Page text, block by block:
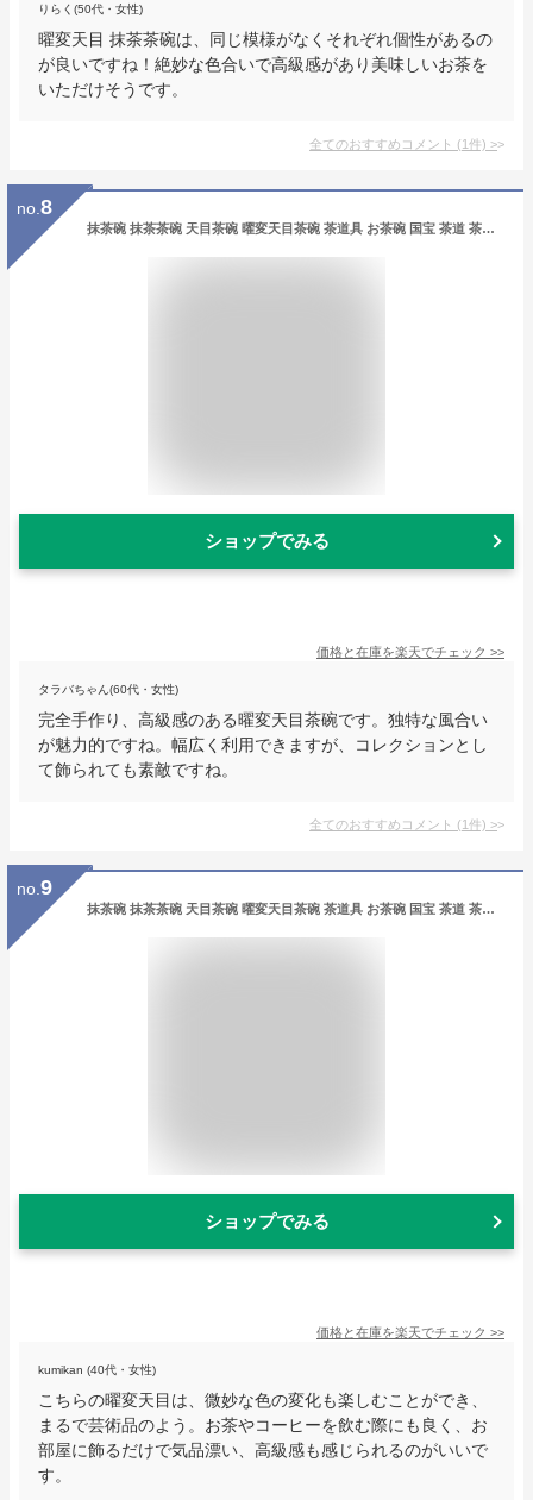
りらく(50代・女性)
曜変天目 抹茶茶碗は、同じ模様がなくそれぞれ個性があるの
が良いですね！絶妙な色合いで高級感があり美味しいお茶を
いただけそうです。
全てのおすすめコメント (1件) >
no. 8
抹茶碗 抹茶茶碗 天目茶碗 曜変天目茶碗 茶道具 お茶碗 国宝 茶道 茶碗 窯変天目茶碗 油滴天目 茶道具 茶器 初心者 酒器 陶芸用品 jzkc06
ショップでみる
価格と在庫を楽天でチェック >>
タラバちゃん(60代・女性)
完全手作り、高級感のある曜変天目茶碗です。独特な風合い
が魅力的ですね。幅広く利用できますが、コレクションとし
て飾られても素敵ですね。
全てのおすすめコメント (1件) >
no. 9
抹茶碗 抹茶茶碗 天目茶碗 曜変天目茶碗 茶道具 お茶碗 国宝 茶道 茶碗 窯変天目茶碗 油滴天目 茶道具 茶器 初心者 酒器 陶芸用品 cw115
ショップでみる
価格と在庫を楽天でチェック >>
kumikan (40代・女性)
こちらの曜変天目は、微妙な色の変化も楽しむことができ、
まるで芸術品のよう。お茶やコーヒーを飲む際にも良く、お
部屋に飾るだけで気品漂い、高級感も感じられるのがいいで
す。